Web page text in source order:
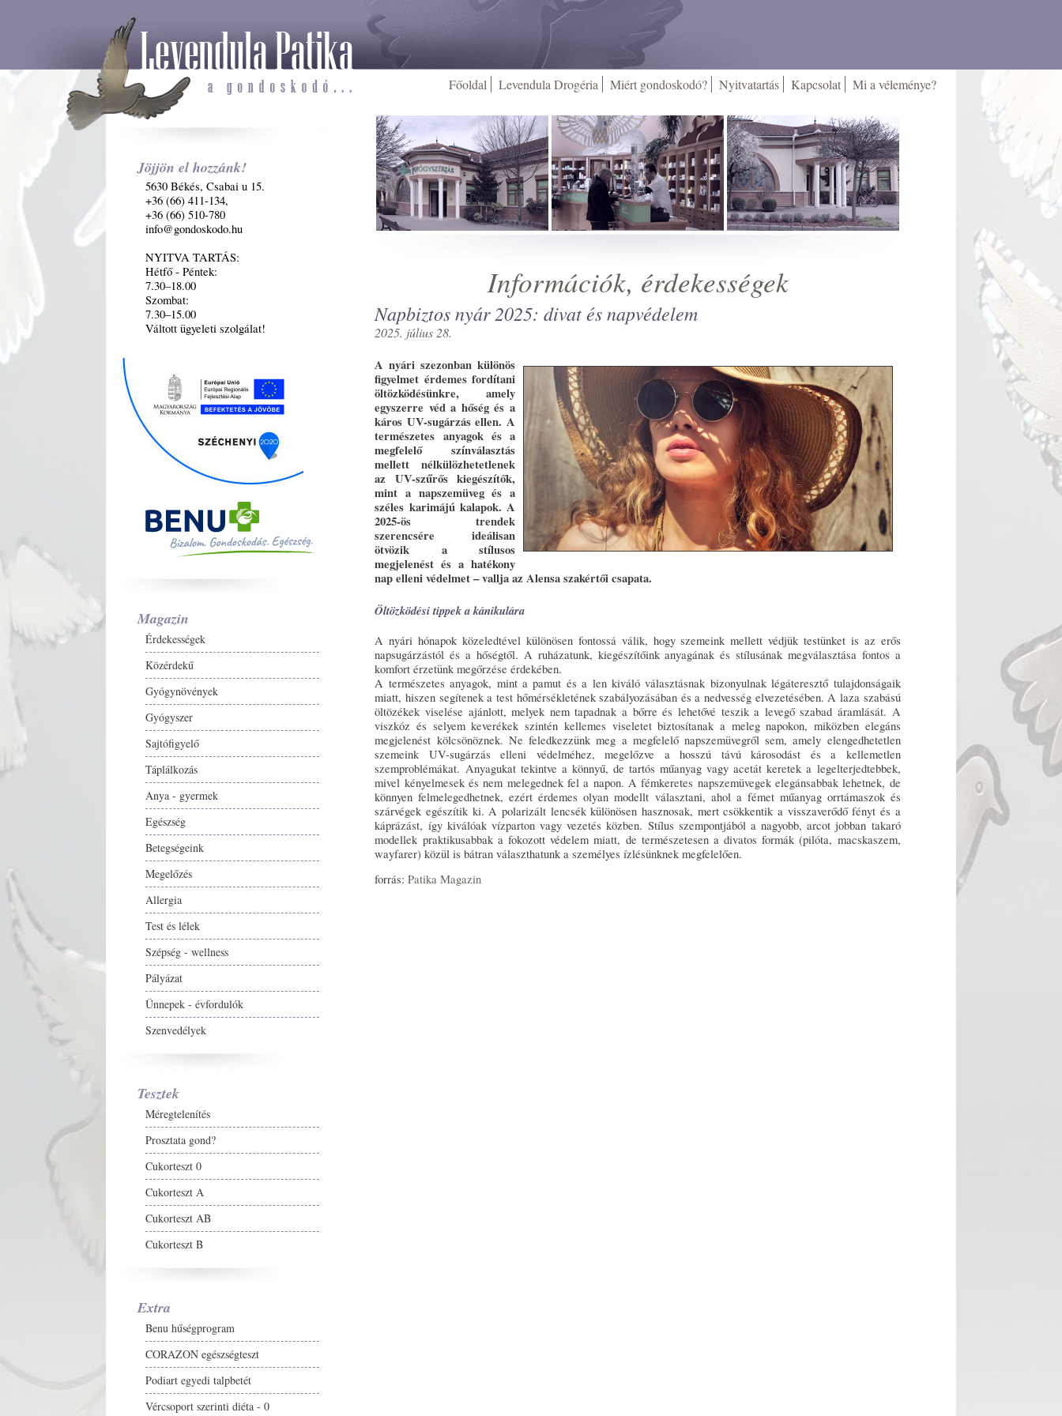
Jöjjön el hozzánk!
5630 Békés, Csabai u 15.
+36 (66) 411-134,
+36 (66) 510-780
info@gondoskodo.hu
NYITVA TARTÁS:
Hétfő - Péntek:
7.30–18.00
Szombat:
7.30–15.00
Váltott ügyeleti szolgálat!
Magazin
Érdekességek
Közérdekű
Gyógynövények
Gyógyszer
Sajtófigyelő
Táplálkozás
Anya - gyermek
Egészség
Betegségeink
Megelőzés
Allergia
Test és lélek
Szépség - wellness
Pályázat
Ünnepek - évfordulók
Szenvedélyek
Tesztek
Méregtelenítés
Prosztata gond?
Cukorteszt 0
Cukorteszt A
Cukorteszt AB
Cukorteszt B
Extra
Benu hűségprogram
CORAZON egészségteszt
Podiart egyedi talpbetét
Vércsoport szerinti diéta - 0
Főoldal Levendula Drogéria Miért gondoskodó? Nyitvatartás Kapcsolat Mi a véleménye?
Információk, érdekességek
Napbiztos nyár 2025: divat és napvédelem
2025. július 28.
A nyári szezonban különös
figyelmet érdemes fordítani
öltözködésünkre, amely
egyszerre véd a hőség és a
káros UV-sugárzás ellen. A
természetes anyagok és a
megfelelő színválasztás
mellett nélkülözhetetlenek
az UV-szűrős kiegészítők,
mint a napszemüveg és a
széles karimájú kalapok. A
2025-ös trendek
szerencsére ideálisan
ötvözik a stílusos
megjelenést és a hatékony
nap elleni védelmet – vallja az Alensa szakértői csapata.
Öltözködési tippek a kánikulára
A nyári hónapok közeledtével különösen fontossá válik, hogy szemeink mellett védjük testünket is az erős
napsugárzástól és a hőségtől. A ruházatunk, kiegészítőink anyagának és stílusának megválasztása fontos a
komfort érzetünk megőrzése érdekében.
A természetes anyagok, mint a pamut és a len kiváló választásnak bizonyulnak légáteresztő tulajdonságaik
miatt, hiszen segítenek a test hőmérsékletének szabályozásában és a nedvesség elvezetésében. A laza szabású
öltözékek viselése ajánlott, melyek nem tapadnak a bőrre és lehetővé teszik a levegő szabad áramlását. A
viszkóz és selyem keverékek szintén kellemes viseletet biztosítanak a meleg napokon, miközben elegáns
megjelenést kölcsönöznek. Ne feledkezzünk meg a megfelelő napszemüvegről sem, amely elengedhetetlen
szemeink UV-sugárzás elleni védelméhez, megelőzve a hosszú távú károsodást és a kellemetlen
szemproblémákat. Anyagukat tekintve a könnyű, de tartós műanyag vagy acetát keretek a legelterjedtebbek,
mivel kényelmesek és nem melegednek fel a napon. A fémkeretes napszemüvegek elegánsabbak lehetnek, de
könnyen felmelegedhetnek, ezért érdemes olyan modellt választani, ahol a fémet műanyag orrtámaszok és
szárvégek egészítik ki. A polarizált lencsék különösen hasznosak, mert csökkentik a visszaverődő fényt és a
káprázást, így kiválóak vízparton vagy vezetés közben. Stílus szempontjából a nagyobb, arcot jobban takaró
modellek praktikusabbak a fokozott védelem miatt, de természetesen a divatos formák (pilóta, macskaszem,
wayfarer) közül is bátran választhatunk a személyes ízlésünknek megfelelően.
forrás:Patika Magazin